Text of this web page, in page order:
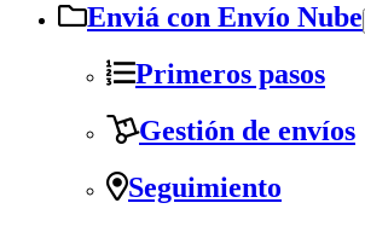
Enviá con Envío Nube
Primeros pasos
Gestión de envíos
Seguimiento